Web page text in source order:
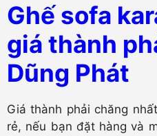
Ghế sofa
giá thành
Dũng Phát
Giá thành phải chăng
rẻ, nếu bạn đặt hàng và